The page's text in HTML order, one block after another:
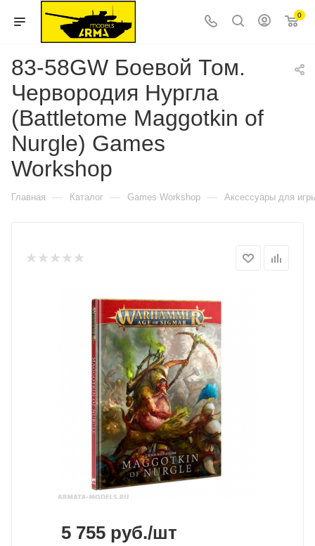
0
83-58GW Боевой Том.
Червородия Нургла
(Battletome Maggotkin of
Nurgle) Games
Workshop
Главная — Каталог — Games Workshop — Аксессуары для
5 755 руб./шт